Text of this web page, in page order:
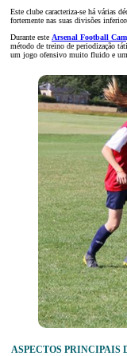
Este clube caracteriza-se há várias
fortemente nas suas divisões
Durante este Arsenal Football
método de treino de periodização
um jogo ofensivo muito fluido e
ASPECTOS PRINCIPAIS